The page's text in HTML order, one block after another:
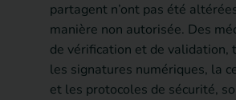
partagent n’ont pas été
manière non autorisée. Des
de vérification et de validation,
les signatures numériques, la
et les protocoles de sécurité,